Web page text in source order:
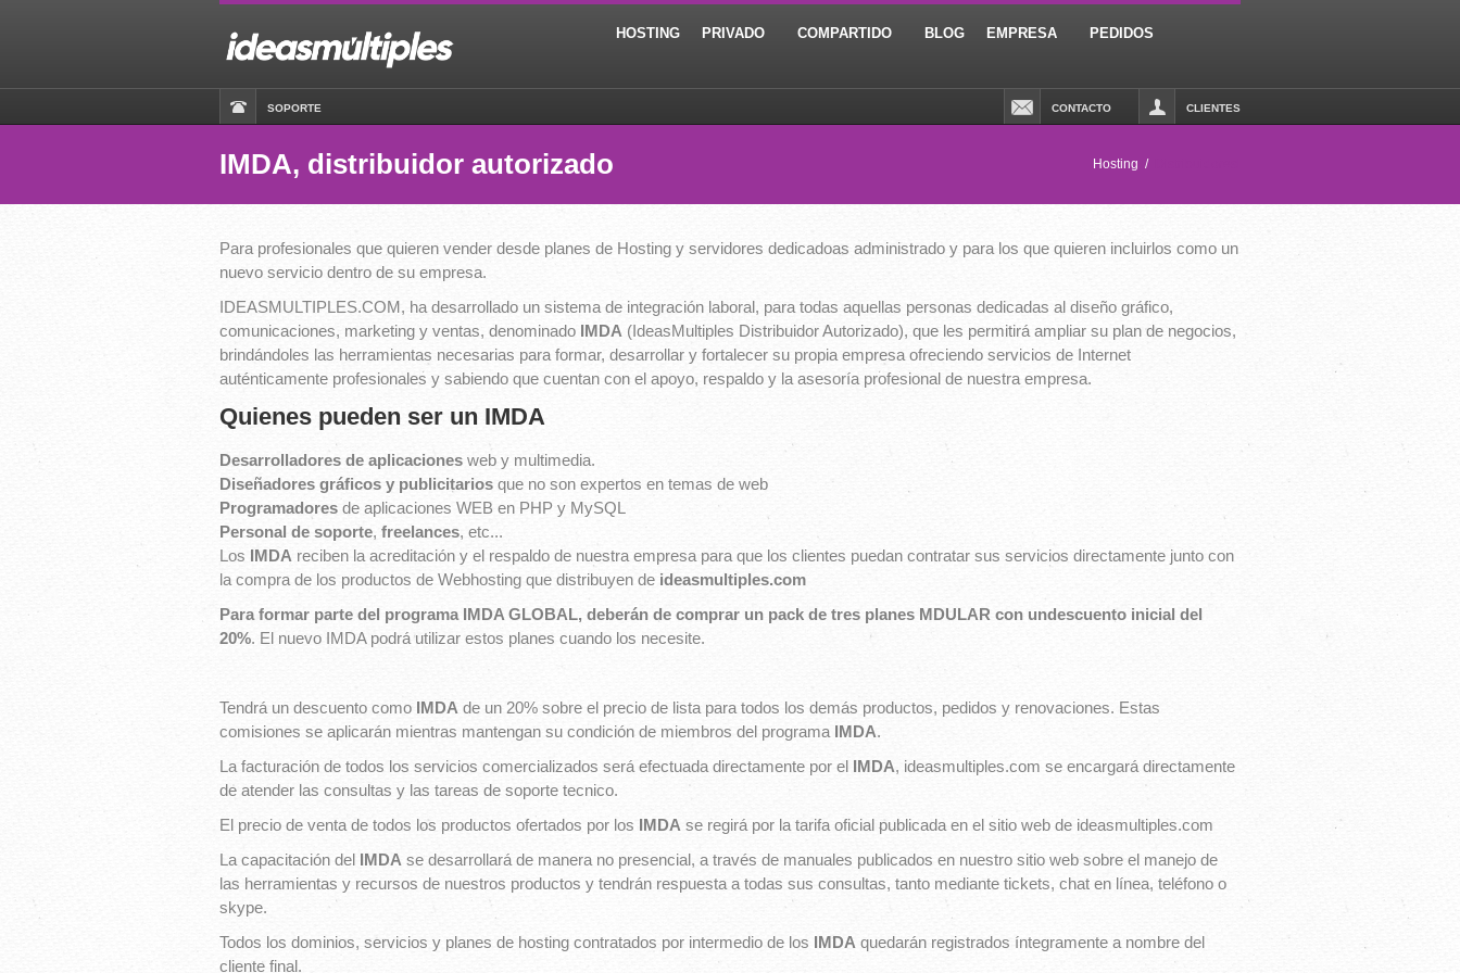
HOSTING PRIVADO COMPARTIDO BLOG EMPRESA PEDIDOS
SOPORTE CONTACTO CLIENTES
IMDA, distribuidor autorizado Hosting /
Para profesionales que quieren vender desde planes de Hosting y servidores dedicadoas administrado y para los que quieren incluirlos como un
nuevo servicio dentro de su empresa.
IDEASMULTIPLES.COM, ha desarrollado un sistema de integración laboral, para todas aquellas personas dedicadas al diseño gráfico,
comunicaciones, marketing y ventas, denominado IMDA (IdeasMultiples Distribuidor Autorizado), que les permitirá ampliar su plan de negocios,
brindándoles las herramientas necesarias para formar, desarrollar y fortalecer su propia empresa ofreciendo servicios de Internet
auténticamente profesionales y sabiendo que cuentan con el apoyo, respaldo y la asesoría profesional de nuestra empresa.
Quienes pueden ser un IMDA
Desarrolladores de aplicaciones web y multimedia.
Diseñadores gráficos y publicitarios que no son expertos en temas de web
Programadores de aplicaciones WEB en PHP y MySQL
Personal de soporte, freelances, etc...
Los IMDA reciben la acreditación y el respaldo de nuestra empresa para que los clientes puedan contratar sus servicios directamente junto con
la compra de los productos de Webhosting que distribuyen de ideasmultiples.com
Para formar parte del programa IMDA GLOBAL, deberán de comprar un pack de tres planes MDULAR con undescuento inicial del
20%. El nuevo IMDA podrá utilizar estos planes cuando los necesite.
Tendrá un descuento como IMDA de un 20% sobre el precio de lista para todos los demás productos, pedidos y renovaciones. Estas
comisiones se aplicarán mientras mantengan su condición de miembros del programa IMDA.
La facturación de todos los servicios comercializados será efectuada directamente por el IMDA, ideasmultiples.com se encargará directamente
de atender las consultas y las tareas de soporte tecnico.
El precio de venta de todos los productos ofertados por los IMDA se regirá por la tarifa oficial publicada en el sitio web de ideasmultiples.com
La capacitación del IMDA se desarrollará de manera no presencial, a través de manuales publicados en nuestro sitio web sobre el manejo de
las herramientas y recursos de nuestros productos y tendrán respuesta a todas sus consultas, tanto mediante tickets, chat en línea, teléfono o
skype.
Todos los dominios, servicios y planes de hosting contratados por intermedio de los IMDA quedarán registrados íntegramente a nombre del
cliente final.